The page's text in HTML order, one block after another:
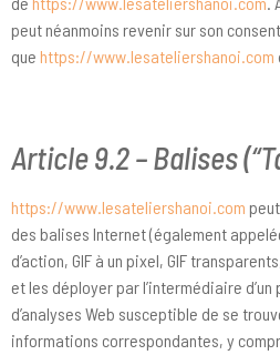
peut néanmoins revenir sur son
que https://www.lesateliershanoi.com
Article 9.2 – Balises
https://www.lesateliershanoi.com
des balises Internet (également
d’action, GIF à un pixel, GIF
et les déployer par l’intermédiaire
d’analyses Web susceptible de se
informations correspondantes, y